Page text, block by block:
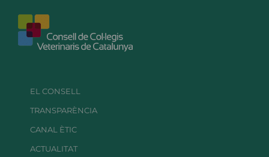
EL CONSELL
TRANSPARÈNCIA
CANAL ÈTIC
ACTUALITAT